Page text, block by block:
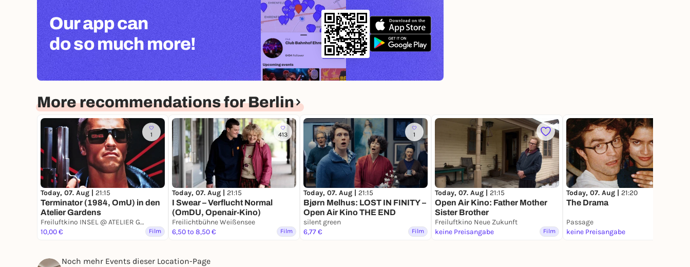
Our app can
do so much more!
More recommendations for Berlin
1
Today, 07. Aug | 21:15
Terminator (1984, OmU) in den
Atelier Gardens
Freiluftkino INSEL @ ATELIER GARDENS
10,00 €
Film
413
Today, 07. Aug | 21:15
I Swear – Verflucht Normal
(OmDU, Openair-Kino)
Freilichtbühne Weißensee
6,50 to 8,50 €
Film
1
Today, 07. Aug | 21:15
Bjørn Melhus: LOST IN FINITY –
Open Air Kino THE END
silent green
6,77 €
Film
Today, 07. Aug | 21:15
Open Air Kino: Father Mother
Sister Brother
Freiluftkino Neue Zukunft
keine Preisangabe
Film
Today, 07. Aug | 21:20
The Drama
Passage
keine Preisangabe
Noch mehr Events dieser Location-Page